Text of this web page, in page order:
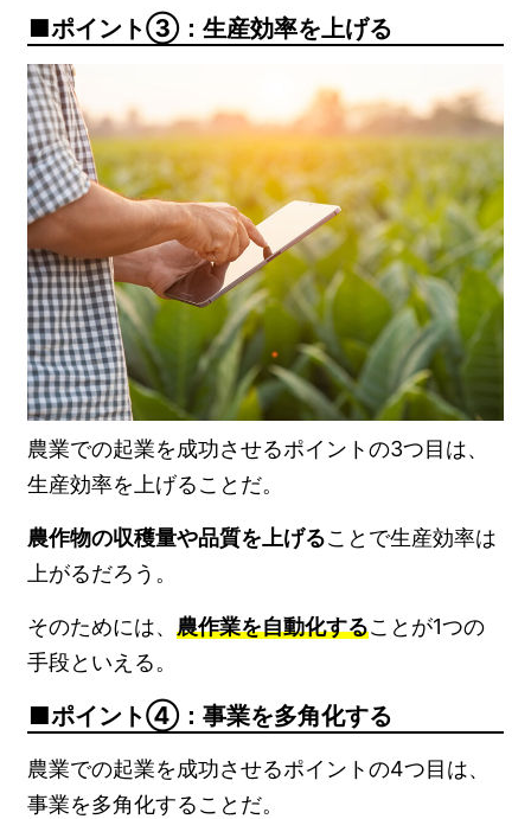
ポイント③：生産効率を上げる
農業での起業を成功させるポイントの3つ目は、
生産効率を上げることだ。
農作物の収穫量や品質を上げることで生産効率は
上がるだろう。
そのためには、農作業を自動化することが1つの
手段といえる。
ポイント④：事業を多角化する
農業での起業を成功させるポイントの4つ目は、
事業を多角化することだ。